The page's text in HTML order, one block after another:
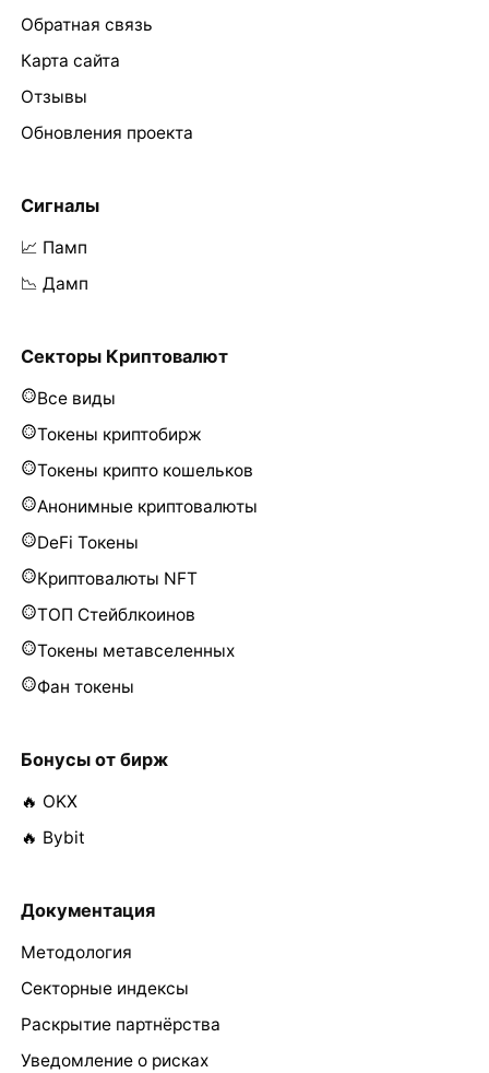
Обратная связь
Карта сайта
Отзывы
Обновления проекта
Сигналы
📈 Памп
📉 Дамп
Секторы Криптовалют
Все виды
Токены криптобирж
Токены крипто кошельков
Анонимные криптовалюты
DeFi Токены
Криптовалюты NFT
ТОП Стейблкоинов
Токены метавселенных
Фан токены
Бонусы от бирж
🔥 OKX
🔥 Bybit
Документация
Методология
Секторные индексы
Раскрытие партнёрства
Уведомление о рисках